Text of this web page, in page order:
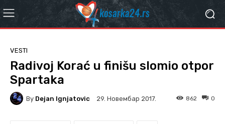
VESTI
Radivoj Korać u finišu slomio otpor
Spartaka
By Dejan Ignjatovic 29. Новембар 2017. 0
862